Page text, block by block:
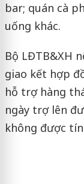
bar; quán cà
uống khác.
Bộ LĐTB&XH
giao kết hợp
hỗ trợ hàng
ngày trợ lên
không được